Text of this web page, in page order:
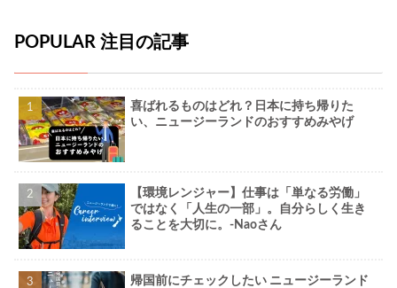
POPULAR 注目の記事
喜ばれるものはどれ？日本に持ち帰りた
い、ニュージーランドのおすすめみやげ
【環境レンジャー】仕事は「単なる労働」
ではなく「人生の一部」。自分らしく生き
ることを大切に。-Naoさん
帰国前にチェックしたい ニュージーランド